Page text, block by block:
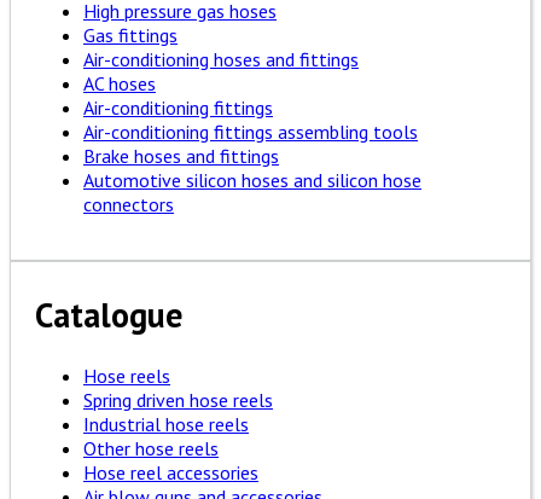
High pressure gas hoses
Gas fittings
Air-conditioning hoses and fittings
AC hoses
Air-conditioning fittings
Air-conditioning fittings assembling tools
Brake hoses and fittings
Automotive silicon hoses and silicon hose
connectors
Catalogue
Hose reels
Spring driven hose reels
Industrial hose reels
Other hose reels
Hose reel accessories